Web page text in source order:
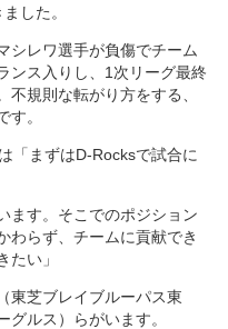
した。
レワ選手が負傷でチーム
ンス入りし、1次リーグ最終
規則な転がり方をする、
す。
「まずはD-Rocksで試合に
ます。そこでのポジション
わらず、チームに貢献でき
たい」
東芝ブレイブルーパス東
ルス）らがいます。